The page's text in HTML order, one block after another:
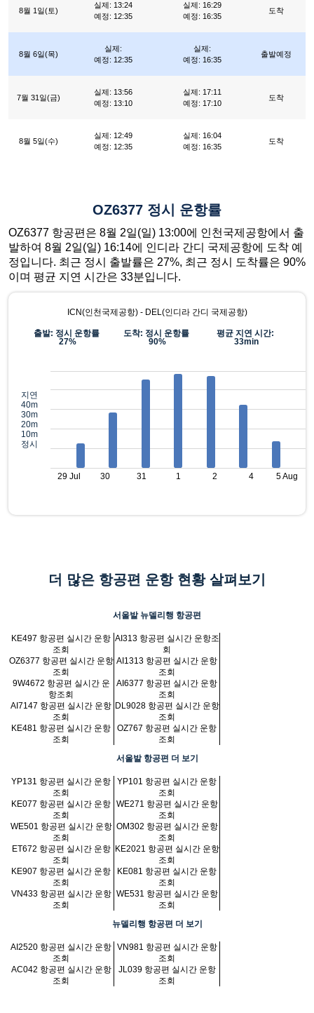
8월 1일(토)
실제: 13:24
예정: 12:35
실제: 16:29
예정: 16:35
도착
8월 6일(목)
실제:
예정: 12:35
실제:
예정: 16:35
출발예정
7월 31일(금)
실제: 13:56
예정: 13:10
실제: 17:11
예정: 17:10
도착
8월 5일(수)
실제: 12:49
예정: 12:35
실제: 16:04
예정: 16:35
도착
OZ6377 정시 운항률
OZ6377 항공편은 8월 2일(일) 13:00에 인천국제공항에서 출
발하여 8월 2일(일) 16:14에 인디라 간디 국제공항에 도착 예
정입니다. 최근 정시 출발률은 27%, 최근 정시 도착률은 90%
이며 평균 지연 시간은 33분입니다.
ICN(인천국제공항) - DEL(인디라 간디 국제공항)
출발: 정시 운항률
27%
도착: 정시 운항률
90%
평균 지연 시간:
33min
지연
40m
30m
20m
10m
정시
29 Jul 30 31 1 2 4 5 Aug
더 많은 항공편 운항 현황 살펴보기
서울발 뉴델리행 항공편
KE497 항공편 실시간 운항
조회
AI313 항공편 실시간 운항조
회
OZ6377 항공편 실시간 운항
조회
AI1313 항공편 실시간 운항
조회
9W4672 항공편 실시간 운
항조회
AI6377 항공편 실시간 운항
조회
AI7147 항공편 실시간 운항
조회
DL9028 항공편 실시간 운항
조회
KE481 항공편 실시간 운항
조회
OZ767 항공편 실시간 운항
조회
서울발 항공편 더 보기
YP131 항공편 실시간 운항
조회
YP101 항공편 실시간 운항
조회
KE077 항공편 실시간 운항
조회
WE271 항공편 실시간 운항
조회
WE501 항공편 실시간 운항
조회
OM302 항공편 실시간 운항
조회
ET672 항공편 실시간 운항
조회
KE2021 항공편 실시간 운항
조회
KE907 항공편 실시간 운항
조회
KE081 항공편 실시간 운항
조회
VN433 항공편 실시간 운항
조회
WE531 항공편 실시간 운항
조회
뉴델리행 항공편 더 보기
AI2520 항공편 실시간 운항
조회
VN981 항공편 실시간 운항
조회
AC042 항공편 실시간 운항
조회
JL039 항공편 실시간 운항
조회